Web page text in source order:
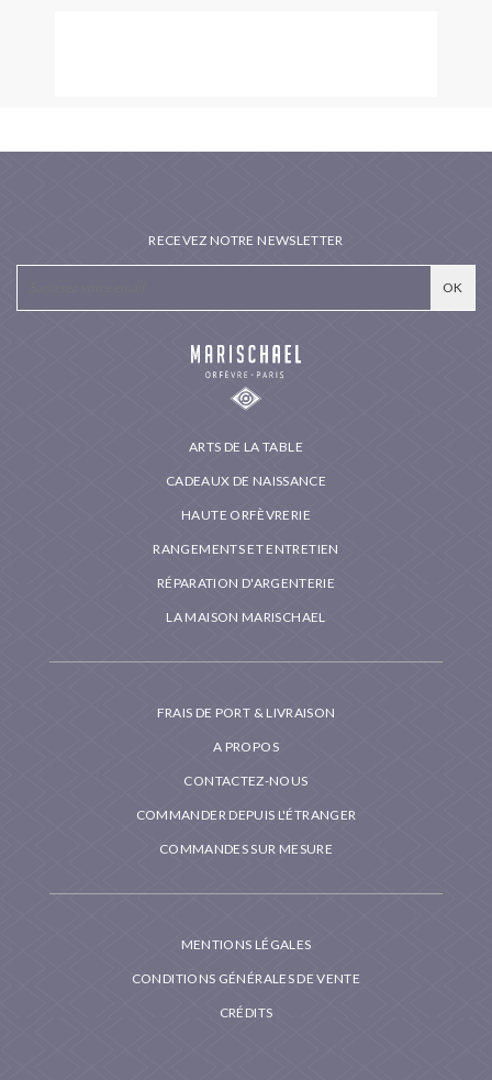
ARTS DE LA TABLE
CADEAUX DE NAISSANCE
HAUTE ORFÈVRERIE
RANGEMENTS ET ENTRETIEN
RÉPARATION D'ARGENTERIE
LA MAISON MARISCHAEL
FRAIS DE PORT & LIVRAISON
A PROPOS
CONTACTEZ-NOUS
COMMANDER DEPUIS L'ÉTRANGER
COMMANDES SUR MESURE
MENTIONS LÉGALES
CONDITIONS GÉNÉRALES DE VENTE
CRÉDITS
RECEVEZ NOTRE NEWSLETTER